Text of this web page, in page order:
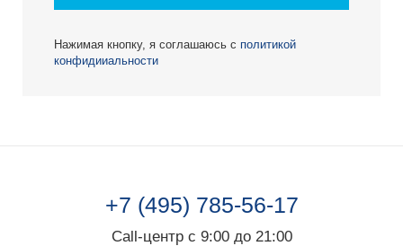
Нажимая кнопку, я соглашаюсь с политикой
конфидииальности
+7 (495) 785-56-17
Call-центр с 9:00 до 21:00